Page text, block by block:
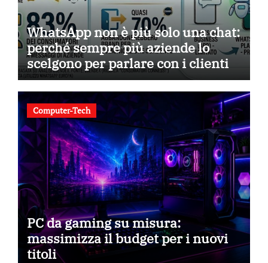
WhatsApp non è più solo una chat:
perché sempre più aziende lo
scelgono per parlare con i clienti
Computer-Tech
PC da gaming su misura:
massimizza il budget per i nuovi
titoli